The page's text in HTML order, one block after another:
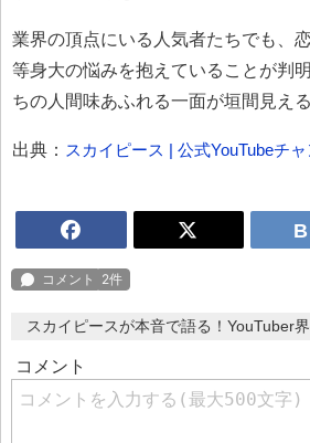
業界の頂点にいる人気者たちでも、
等身大の悩みを抱えていることが判
ちの人間味あふれる一面が垣間見え
出典： スカイピース | 公式YouTubeチ
スカイピースが本音で語る！YouTuber